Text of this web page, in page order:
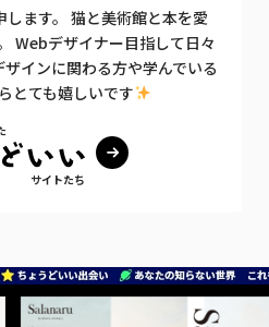
ます。 猫と美術館と本を愛
Webデザイナー目指して日々
インに関わる方や学んでいる
とても嬉しいです
サイトたち